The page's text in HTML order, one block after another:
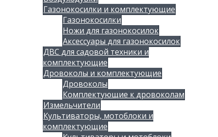
Газонокосилки и комплектующие
Газонокосилки
Ножи для газонокосилок
Аксессуары для газонокосилок
ДВС для садовой техники и
комплектующие
Дровоколы и комплектующие
Дровоколы
Комплектующие к дровоколам
Измельчители
Культиваторы, мотоблоки и
комплектующие